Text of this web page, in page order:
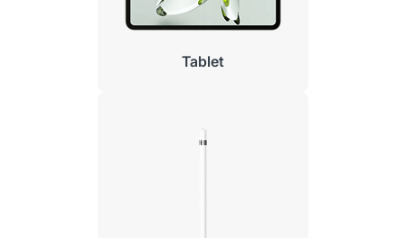
Tablet